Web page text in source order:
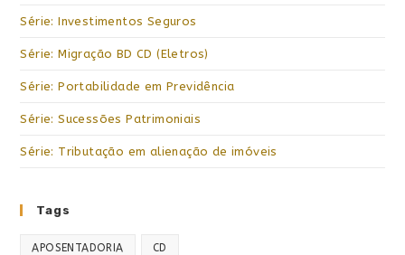
Série: Investimentos Seguros
Série: Migração BD CD (Eletros)
Série: Portabilidade em Previdência
Série: Sucessões Patrimoniais
Série: Tributação em alienação de imóveis
Tags
APOSENTADORIA CD